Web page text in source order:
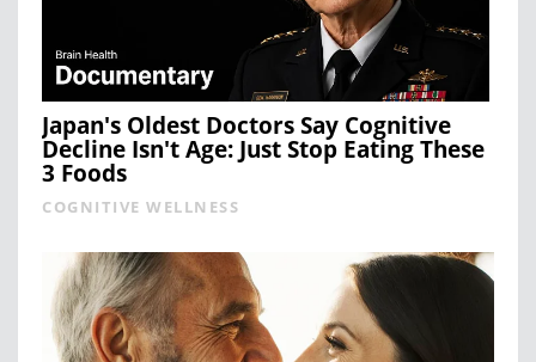
Japan's Oldest Doctors Say Cognitive
Decline Isn't Age: Just Stop Eating These
3 Foods
COGNITIVE WELLNESS